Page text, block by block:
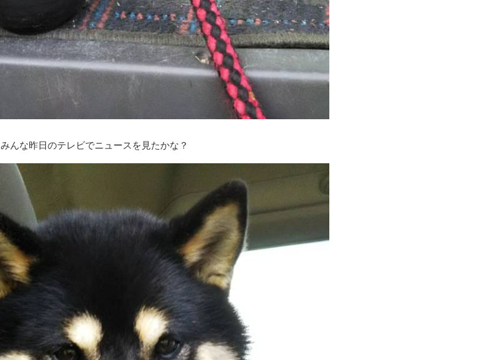
みんな昨日のテレビでニュースを見たかな？